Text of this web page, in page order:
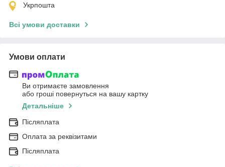
Укрпошта
Всі умови доставки
Умови оплати
Ви отримаєте замовлення
або гроші повернуться на вашу картку
Детальніше
Післяплата
Оплата за реквізитами
Післяплата